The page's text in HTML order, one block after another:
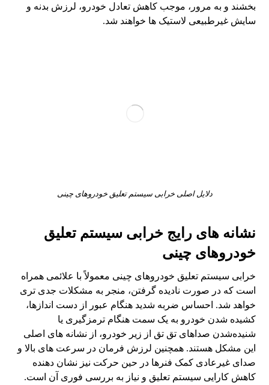
بخشند و به مرور، موجب کاهش تعادل خودرو، لرزش بدنه و
سایش غیرطبیعی لاستیک ها خواهند شد.
دلایل اصلی خرابی سیستم تعلیق خودروهای چینی
نشانه های رایج خرابی سیستم تعلیق
خودروهای چینی
خرابی سیستم تعلیق خودروهای چینی معمولاً با علائمی همراه
است که در صورت نادیده گرفتن، منجر به مشکلات جدی تری
خواهد شد. احساس ضربه شدید هنگام عبور از دست اندازها،
کشیده شدن خودرو به یک سمت هنگام ترمزگیری یا
شنیده‌شدن صداهای تق تق از زیر خودرو، از نشانه های اصلی
این مشکل هستند. همچنین لرزش فرمان در سرعت های بالا و
صدای غیرعادی کمک فنرها در حین حرکت نیز نشان دهنده
کاهش کارایی سیستم تعلیق و نیاز به بررسی فوری آن است.